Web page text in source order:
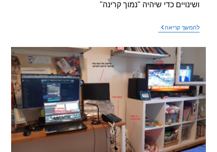
כדי שיהיה "נמוך קרינה"
קריאהפוסט
ב19/9/2025,
יצאתי
מהבית
בבוקר
למבצע
רכישת
רכב